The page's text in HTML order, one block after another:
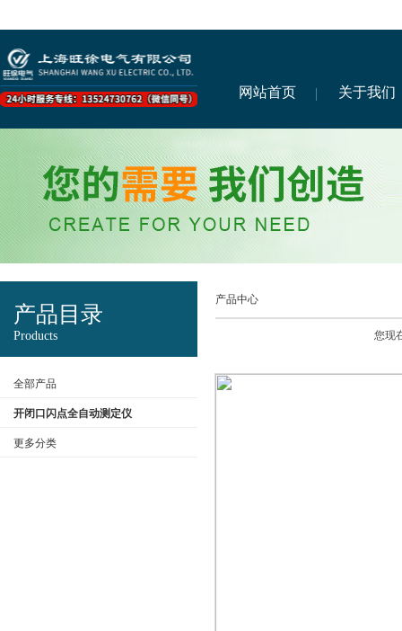
网站首页 关于我们
产品目录
Products
全部产品
开闭口闪点全自动测定仪
更多分类
产品中心
您现